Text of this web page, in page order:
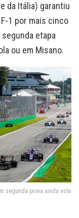
da Itália) garantiu
1 por mais cinco
etapa
ou em Misano.
segunda prova ainda este